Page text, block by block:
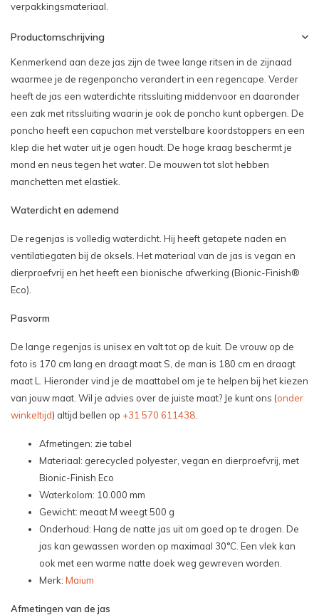
verpakkingsmateriaal.
Productomschrijving
Kenmerkend aan deze jas zijn de twee lange ritsen in de zijnaad
waarmee je de regenponcho verandert in een regencape. Verder
heeft de jas een waterdichte ritssluiting middenvoor en daaronder
een zak met ritssluiting waarin je ook de poncho kunt opbergen. De
poncho heeft een capuchon met verstelbare koordstoppers en een
klep die het water uit je ogen houdt. De hoge kraag beschermt je
mond en neus tegen het water. De mouwen tot slot hebben
manchetten met elastiek.
Waterdicht en ademend
De regenjas is volledig waterdicht. Hij heeft getapete naden en
ventilatiegaten bij de oksels. Het materiaal van de jas is vegan en
dierproefvrij en het heeft een bionische afwerking (Bionic-Finish®
Eco).
Pasvorm
De lange regenjas is unisex en valt tot op de kuit. De vrouw op de
foto is 170 cm lang en draagt maat S, de man is 180 cm en draagt
maat L. Hieronder vind je de maattabel om je te helpen bij het kiezen
van jouw maat. Wil je advies over de juiste maat? Je kunt ons (onder
winkeltijd) altijd bellen op +31 570 611438.
Afmetingen: zie tabel
Materiaal: gerecycled polyester, vegan en dierproefvrij, met
Bionic-Finish Eco
Waterkolom: 10.000 mm
Gewicht: meaat M weegt 500 g
Onderhoud: Hang de natte jas uit om goed op te drogen. De
jas kan gewassen worden op maximaal 30°C. Een vlek kan
ook met een warme natte doek weg gewreven worden.
Merk: Maium
Afmetingen van de jas